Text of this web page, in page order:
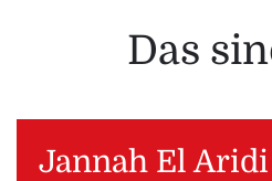
Das
Jannah El Aridi